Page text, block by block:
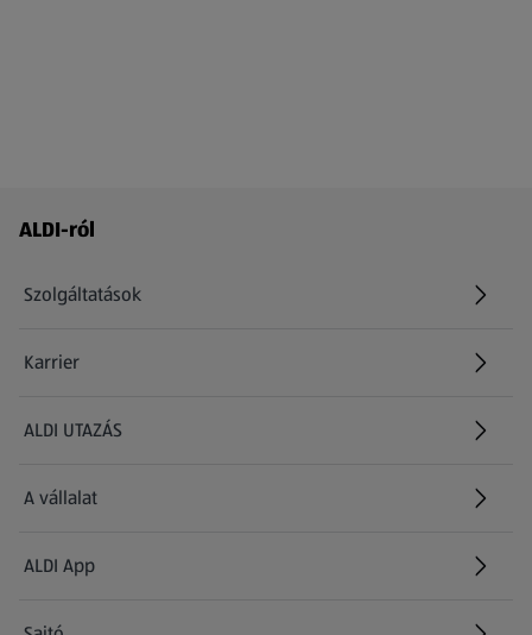
Láblécmenü - további linkek
ALDI-ról
Szolgáltatások
Karrier
(új oldalon nyílik meg)
ALDI UTAZÁS
(új oldalon nyílik meg)
A vállalat
ALDI App